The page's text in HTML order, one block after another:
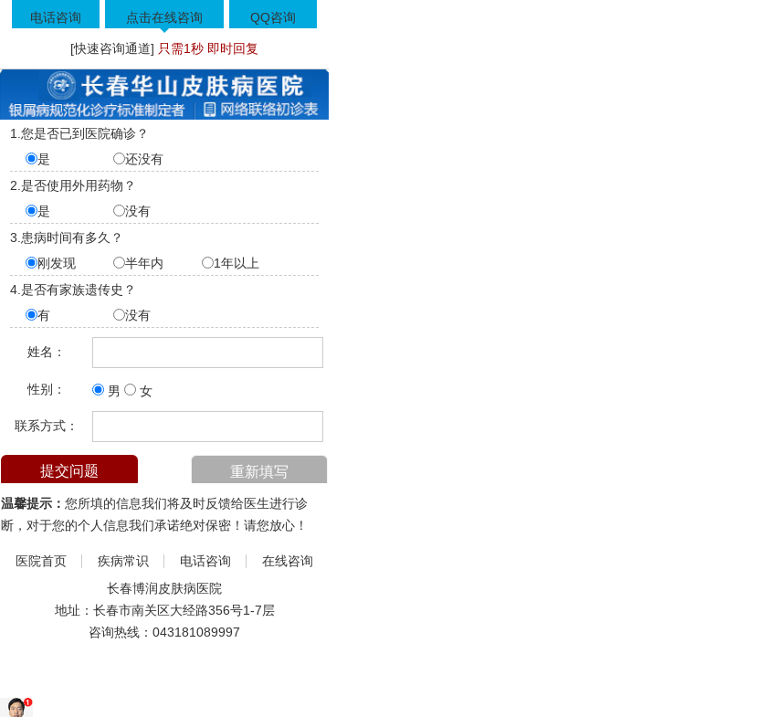
电话咨询 点击在线咨询 QQ咨询
[快速咨询通道] 只需1秒 即时回复
1.您是否已到医院确诊？
是
还没有
2.是否使用外用药物？
是
没有
3.患病时间有多久？
刚发现
半年内
1年以上
4.是否有家族遗传史？
有
没有
姓名：
性别： 男 女
联系方式：
温馨提示： 您所填的信息我们将及时反馈给医生进行诊
断，对于您的个人信息我们承诺绝对保密！请您放心！
医院首页 疾病常识 电话咨询
在线咨询
长春博润皮肤病医院
地址：长春市南关区大经路356号1-7层
咨询热线： 043181089997